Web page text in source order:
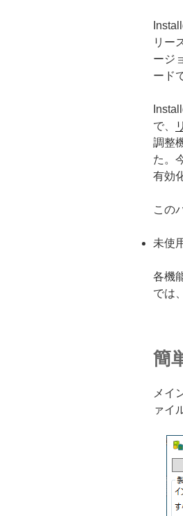
リー
ージ
ード
で、
調整
た。
有効
この
未使
各機
では
簡
メイ
ァイ